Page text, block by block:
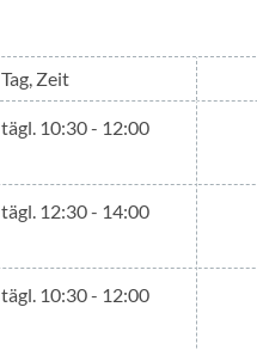
Tag, Zeit
tägl. 10:30 - 12:00
tägl. 12:30 - 14:00
tägl. 10:30 - 12:00